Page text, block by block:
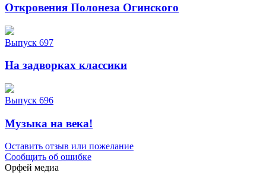
Откровения Полонеза Огинского
Выпуск 697
На задворках классики
Выпуск 696
Музыка на века!
Оставить отзыв или пожелание
Сообщить об ошибке
Орфей медиа